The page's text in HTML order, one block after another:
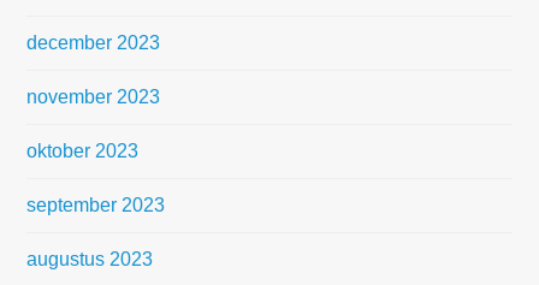
december 2023
november 2023
oktober 2023
september 2023
augustus 2023